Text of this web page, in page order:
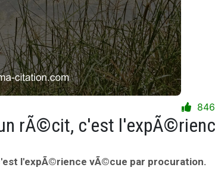
846
l'expÃ©rience vÃ©cue par procuration.